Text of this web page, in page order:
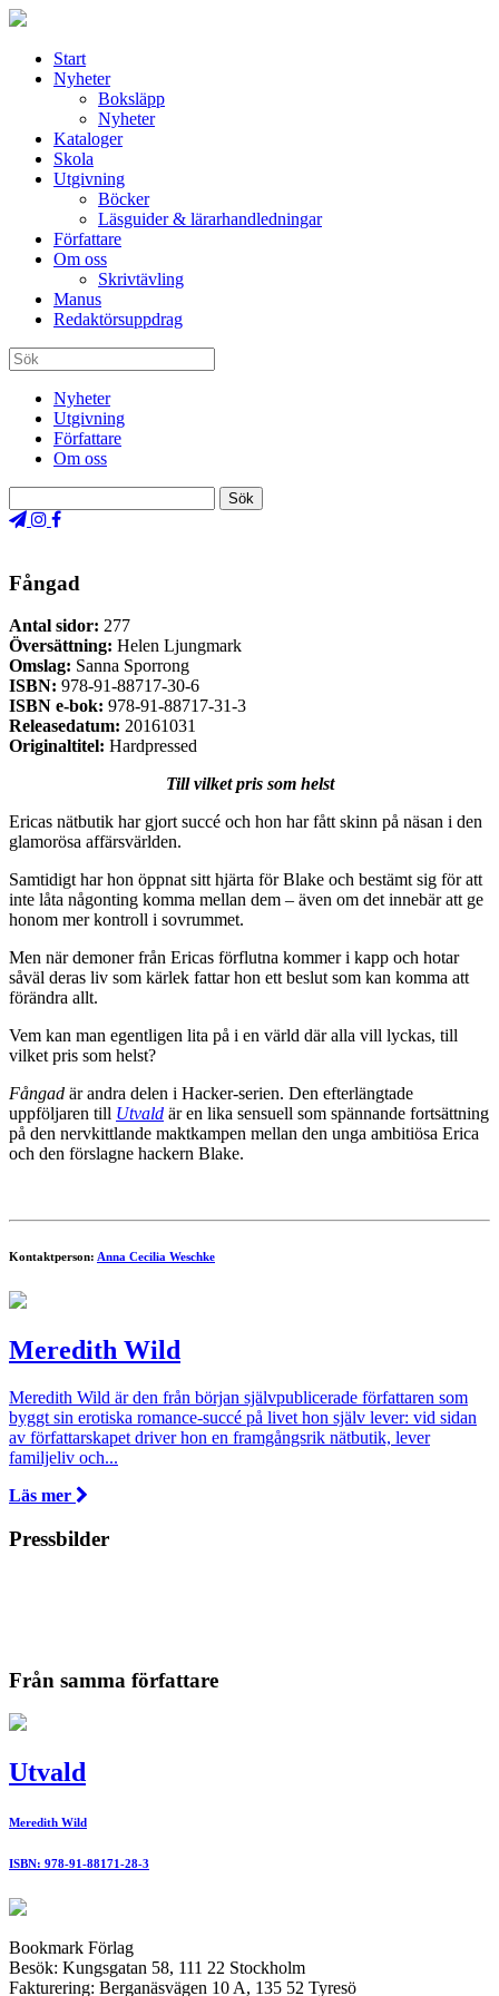
Start
Nyheter
Boksläpp
Nyheter
Kataloger
Skola
Utgivning
Böcker
Läsguider & lärarhandledningar
Författare
Om oss
Skrivtävling
Manus
Redaktörsuppdrag
Nyheter
Utgivning
Författare
Om oss
Fångad
Antal sidor: 277
Översättning: Helen Ljungmark
Omslag: Sanna Sporrong
ISBN: 978-91-88717-30-6
ISBN e-bok: 978-91-88717-31-3
Releasedatum: 20161031
Originaltitel: Hardpressed
Till vilket pris som helst
Ericas nätbutik har gjort succé och hon har fått skinn på näsan i den
glamorösa affärsvärlden.
Samtidigt har hon öppnat sitt hjärta för Blake och bestämt sig för att
inte låta någonting komma mellan dem – även om det innebär att ge
honom mer kontroll i sovrummet.
Men när demoner från Ericas förflutna kommer i kapp och hotar
såväl deras liv som kärlek fattar hon ett beslut som kan komma att
förändra allt.
Vem kan man egentligen lita på i en värld där alla vill lyckas, till
vilket pris som helst?
Fångad är andra delen i Hacker-serien. Den efterlängtade
uppföljaren till Utvald är en lika sensuell som spännande fortsättning
på den nervkittlande maktkampen mellan den unga ambitiösa Erica
och den förslagne hackern Blake.
Kontaktperson: Anna Cecilia Weschke
Meredith Wild
Meredith Wild är den från början självpublicerade författaren som
byggt sin erotiska romance-succé på livet hon själv lever: vid sidan
av författarskapet driver hon en framgångsrik nätbutik, lever
familjeliv och...
Läs mer
Pressbilder
Från samma författare
Utvald
Meredith Wild
ISBN: 978-91-88171-28-3
Bookmark Förlag
Besök: Kungsgatan 58, 111 22 Stockholm
Fakturering: Berganäsvägen 10 A, 135 52 Tyresö